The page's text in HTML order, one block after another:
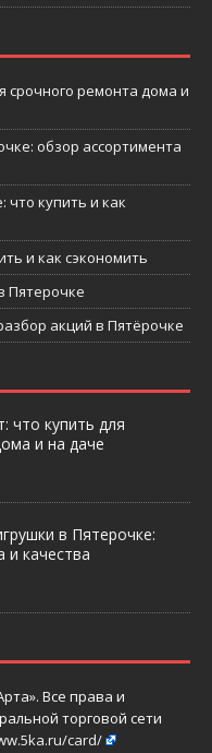
срочного ремонта дома и
обзор ассортимента
купить и как
и как сэкономить
Пятерочке
акций в Пятёрочке
что купить для
и на даче
в Пятерочке:
и качества
Все права и
торговой сети
card/